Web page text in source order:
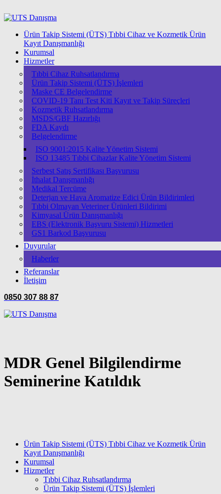
Ürün Takip Sistemi (ÜTS) Tıbbi Cihaz ve Kozmetik Ürün
Kayıt Danışmanlığı
Kurumsal
Hizmetler
Tıbbi Cihaz Ruhsatlandırma
Ürün Takip Sistemi (ÜTS) İşlemleri
Maske CE Belgelendirme
COVID-19 Tanı Test Kiti Kayıt ve Takip Süreçleri
Kozmetik Ruhsatlandırma
MSDS/GBF Hazırlığı
FDA Kaydı
Belgelendirme
ISO 9001:2015 Kalite Yönetim Sistemi
ISО 13485 Tıbbi Cihazlar Kalite Yönetim Sistemi
Serbest Satış Sertifikası Başvurusu
İthalat Danışmanlığı
Medikal Tercüme
Deterjan ve Hava Aromatize Edici Ürün Bildirimleri
Tıbbi Olmayan Veteriner Ürünleri Bildirimi
Kimyasal Ürün Danışmanlığı
EBS (Elektronik Başvuru Sistemi) Hizmetleri
GS1 Barkod Başvurusu
Duyurular
Haberler
Referanslar
İletişim
0850 307 88 87
MDR Genel Bilgilendirme
Seminerine Katıldık
Ürün Takip Sistemi (ÜTS) Tıbbi Cihaz ve Kozmetik Ürün
Kayıt Danışmanlığı
Kurumsal
Hizmetler
Tıbbi Cihaz Ruhsatlandırma
Ürün Takip Sistemi (ÜTS) İşlemleri